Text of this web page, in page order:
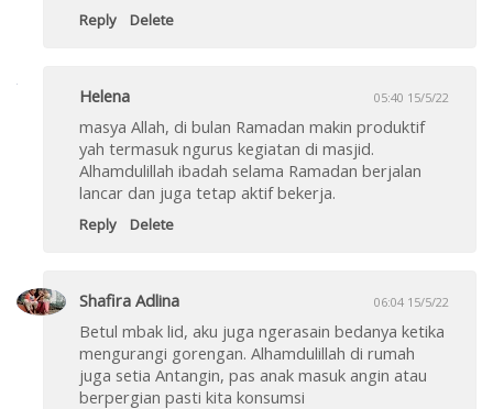
Reply Delete
Helena 05:40 15/5/22
masya Allah, di bulan Ramadan makin produktif
yah termasuk ngurus kegiatan di masjid.
Alhamdulillah ibadah selama Ramadan berjalan
lancar dan juga tetap aktif bekerja.
Reply Delete
Shafira Adlina 06:04 15/5/22
Betul mbak lid, aku juga ngerasain bedanya ketika
mengurangi gorengan. Alhamdulillah di rumah
juga setia Antangin, pas anak masuk angin atau
berpergian pasti kita konsumsi